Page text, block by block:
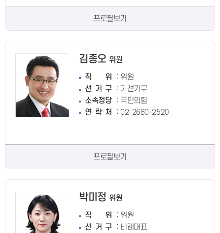
프로필보기
김종오 위원
직위
: 위원
선거구 : 가선거구
소속정당 : 국민의힘
연락처
: 02-2680-2520
프로필보기
박미정 위원
직위
: 위원
선거구 : 비례대표